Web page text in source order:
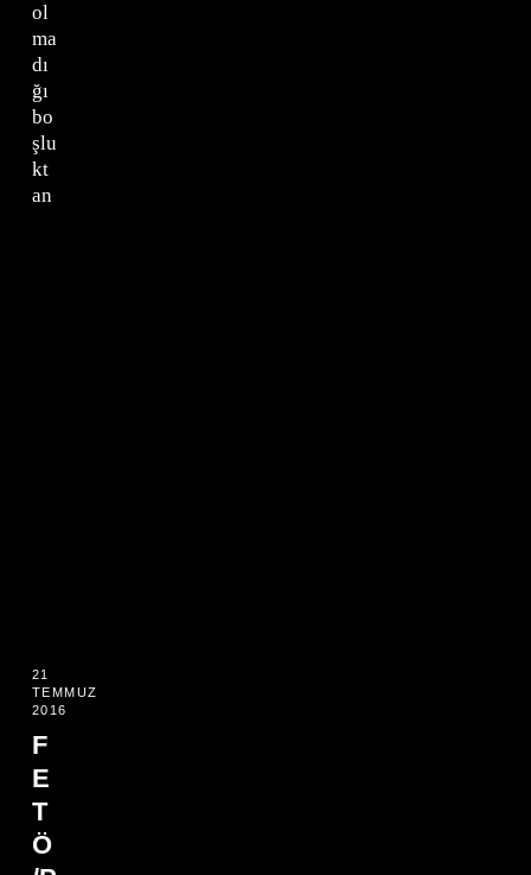
ol
ma
dı
ğı
bo
şlu
kt
an
21
TEMMUZ
2016
F
E
T
Ö